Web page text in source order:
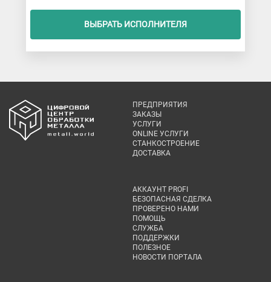
ВЫБРАТЬ ИСПОЛНИТЕЛЯ
ПРЕДПРИЯТИЯ
ЗАКАЗЫ
УСЛУГИ
ONLINE УСЛУГИ
СТАНКОСТРОЕНИЕ
ДОСТАВКА
АККАУНТ PROFI
БЕЗОПАСНАЯ СДЕЛКА
ПРОВЕРЕНО НАМИ
ПОМОЩЬ
СЛУЖБА
ПОДДЕРЖКИ
ПОЛЕЗНОЕ
НОВОСТИ ПОРТАЛА